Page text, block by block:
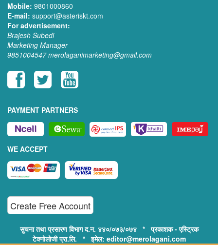
Mobile: 9801000860
E-mail: support@asteriskt.com
For advertisement:
Brajesh Subedi
Marketing Manager
9851004547 merolaganimarketing@gmail.com
PAYMENT PARTNERS
WE ACCEPT
Create Free Account
सुचना तथा प्रसारण विभाग द.न. ४४०/०७३/०७४ * प्रकाशक - एस्ट्रिक
टेक्नोलोजी प्रा.लि. * इमेल: editor@merolagani.com